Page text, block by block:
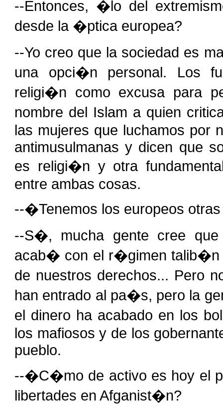
--Entonces, �lo del
desde la �ptica europea?
--Yo creo que la sociedad es
una opci�n personal. Los
religi�n como excusa para
nombre del Islam a quien
las mujeres que luchamos por
antimusulmanas y dicen que
es religi�n y otra
entre ambas cosas.
--�Tenemos los europeos
--S�, mucha gente cree
acab� con el r�gimen talib�n
de nuestros derechos... Pero
han entrado al pa�s, pero la
el dinero ha acabado en los
los mafiosos y de los
pueblo.
--�C�mo de activo es hoy el
libertades en Afganist�n?